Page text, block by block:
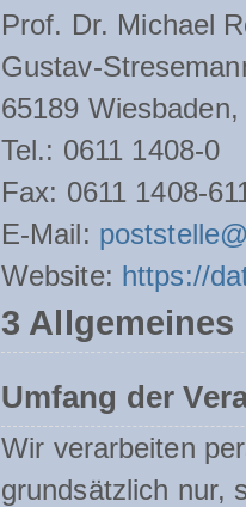
Prof. Dr. Michael
Gustav-
65189
Tel.: 0611 1408-0
Fax: 0611 1408-
E-Mail:
Website: https://
3
Umfang der
Wir verarbeiten
grundsätzlich nur,